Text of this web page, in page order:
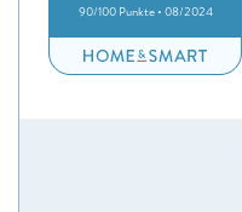
90/100 Punkte • 08/2024